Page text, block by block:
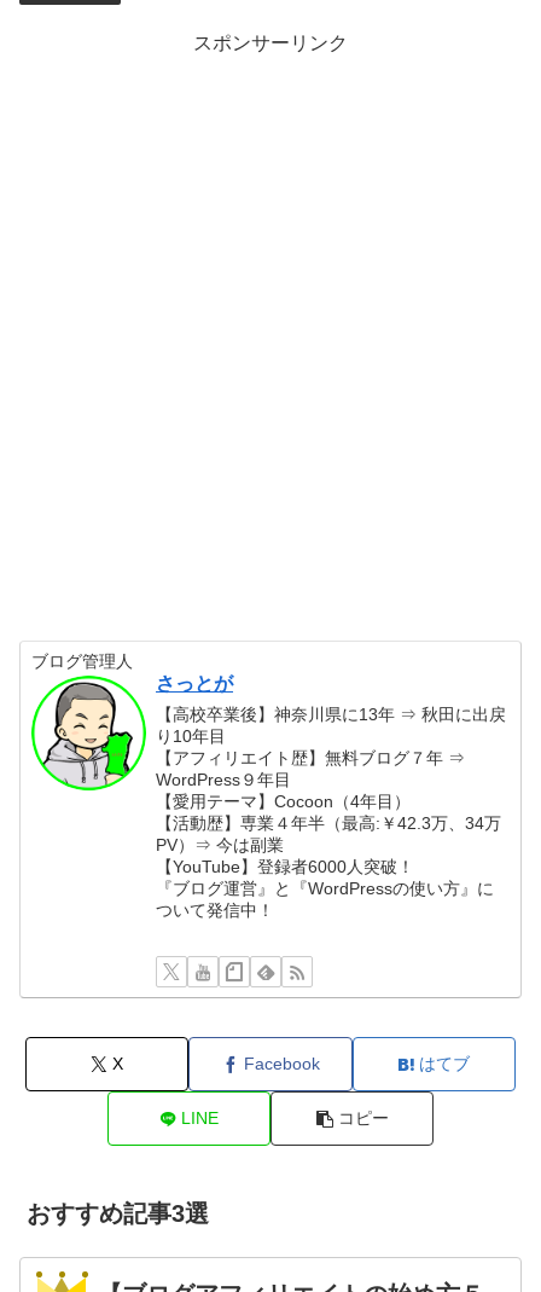
スポンサーリンク
ブログ管理人
さっとが
【高校卒業後】神奈川県に13年 ⇒ 秋田に出戻
り10年目
【アフィリエイト歴】無料ブログ７年 ⇒
WordPress９年目
【愛用テーマ】Cocoon（4年目）
【活動歴】専業４年半（最高:￥42.3万、34万
PV）⇒ 今は副業
【YouTube】登録者6000人突破！
『ブログ運営』と『WordPressの使い方』に
ついて発信中！
X Facebook はてブ
LINE コピー
おすすめ記事3選